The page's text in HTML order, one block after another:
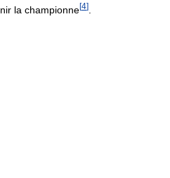
la championne[4]